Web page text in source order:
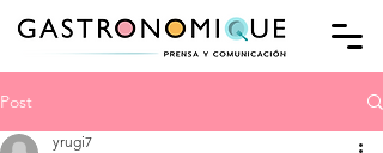
Post
yrugi7